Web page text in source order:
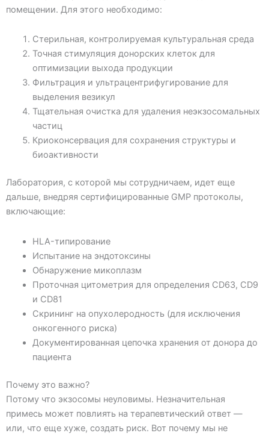
помещении. Для этого необходимо:
Стерильная, контролируемая культуральная среда
Точная стимуляция донорских клеток для
оптимизации выхода продукции
Фильтрация и ультрацентрифугирование для
выделения везикул
Тщательная очистка для удаления неэкзосомальных
частиц
Криоконсервация для сохранения структуры и
биоактивности
Лаборатория, с которой мы сотрудничаем, идет еще
дальше, внедряя сертифицированные GMP протоколы,
включающие:
HLA-типирование
Испытание на эндотоксины
Обнаружение микоплазм
Проточная цитометрия для определения CD63, CD9
и CD81
Скрининг на опухолеродность (для исключения
онкогенного риска)
Документированная цепочка хранения от донора до
пациента
Почему это важно?
Потому что экзосомы неуловимы. Незначительная
примесь может повлиять на терапевтический ответ —
или, что еще хуже, создать риск. Вот почему мы не